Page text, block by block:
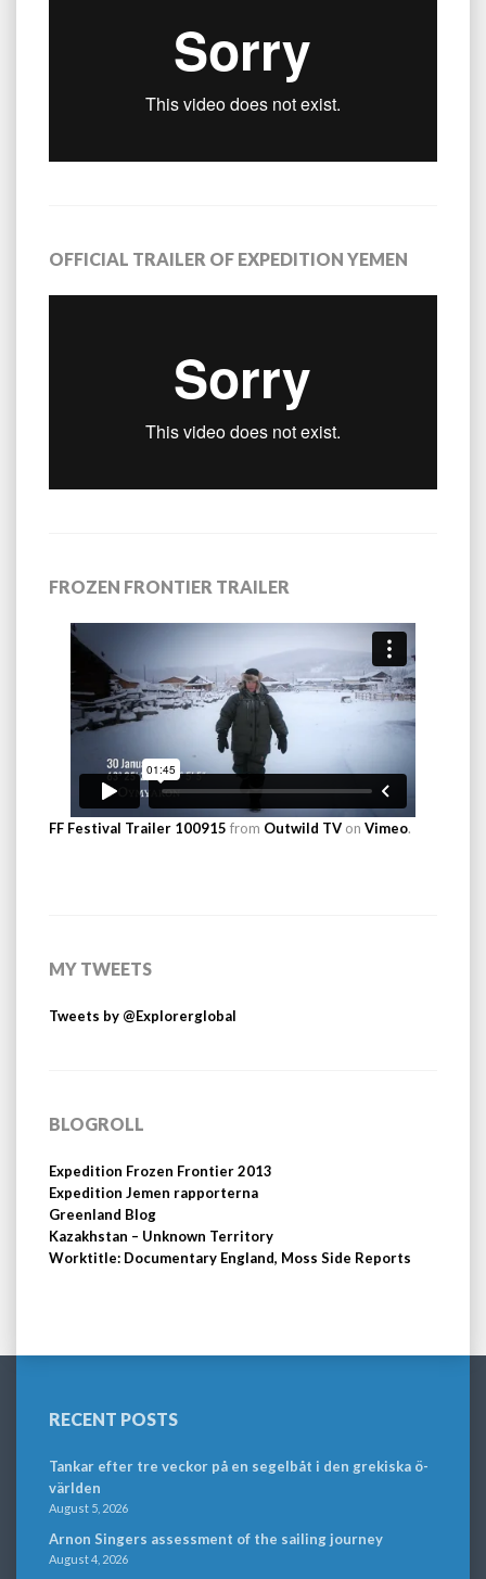
OFFICIAL TRAILER OF EXPEDITION YEMEN
FROZEN FRONTIER TRAILER
FF Festival Trailer 100915 from Outwild TV on Vimeo.
MY TWEETS
Tweets by @Explorerglobal
BLOGROLL
Expedition Frozen Frontier 2013
Expedition Jemen rapporterna
Greenland Blog
Kazakhstan – Unknown Territory
Worktitle: Documentary England, Moss Side Reports
RECENT POSTS
Tankar efter tre veckor på en segelbåt i den grekiska ö-
världen
August 5, 2026
Arnon Singers assessment of the sailing journey
August 4, 2026